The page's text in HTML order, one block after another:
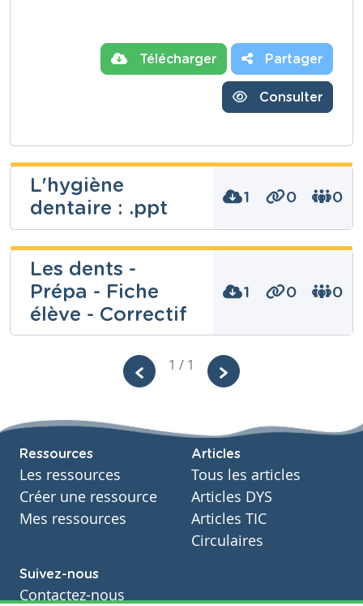
Télécharger Partager
Consulter
L'hygiène
dentaire : .ppt
1 0 0
Jennifer
Stevens
Niveau
Fondamental
bouche, corps, corps humain, dents, hygiène,
hygiène buccale, hygiène dentaire, système digestif
Les dents -
Prépa - Fiche
élève - Correctif
1 0 0
Fondamental
Eveil scientifique
Année
Primaire – Deuxième année
Tags
dent, dentition, hygiène buccale, hygiène dentaire
1 / 1
Ressources
Les ressources
Créer une ressource
Mes ressources
Articles
Tous les articles
Articles DYS
Articles TIC
Circulaires
Suivez-nous
Contactez-nous